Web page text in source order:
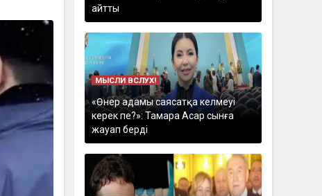
айтты
МЫСЛИ ВСЛУХ!
«Өнер адамы саясатқа келмеуі
керек пе?»: Тамара Асар сынға
жауап берді